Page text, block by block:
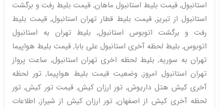
استانبول, قیمت بلیط استانبول ماهان, قیمت بلیط رفت و برگشت
استانبول از تبریز, قیمت بلیط قطار تهران استانبول, قیمت بلیط
رفت و برگشت اتوبوس استانبول, بلیط تهران به استانبول
اتوبوس, بلیط لحظه آخری استانبول علی بابا, قیمت بلیط هواپیما
تهران به سوریه, بلیط لحظه اخری تهران استانبول, ساعت پرواز
تهران استانبول امروز, وضعیت قیمت بلیط هواپیما, تور لحظه
آخری کیش هتل داریوش, تور ارزان کیش, قیمت تور کیش, تور
لحظه آخری کیش از اصفهان, تور ارزان کیش از شیراز, اطلاعات